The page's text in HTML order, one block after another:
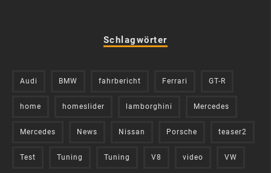
Schlagwörter
Audi BMW fahrbericht Ferrari GT-R
home homeslider lamborghini Mercedes
Mercedes News Nissan Porsche teaser2
Test Tuning Tuning V8 video VW